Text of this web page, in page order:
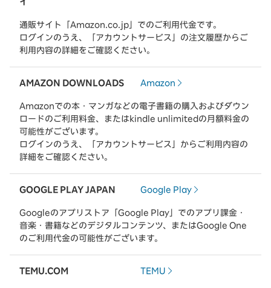
通販サイト「Amazon.co.jp」でのご利用代金です。
ログインのうえ、「アカウントサービス」の注文履歴からご
利用内容の詳細をご確認ください。
AMAZON DOWNLOADS Amazon
Amazonでの本・マンガなどの電子書籍の購入およびダウン
ロードのご利用料金、またはkindle unlimitedの月額料金の
可能性がございます。
ログインのうえ、「アカウントサービス」からご利用内容の
詳細をご確認ください。
GOOGLE PLAY JAPAN Google Play
Googleのアプリストア「Google Play」でのアプリ課金・
音楽・書籍などのデジタルコンテンツ、またはGoogle One
のご利用代金の可能性がございます。
TEMU.COM TEMU